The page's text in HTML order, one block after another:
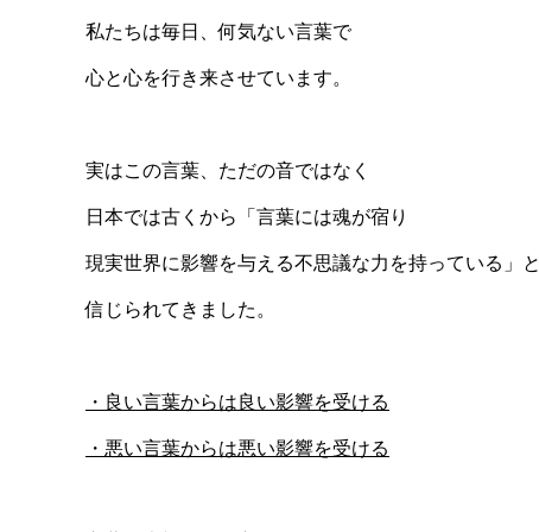
私たちは毎日、何気ない言葉で
心と心を行き来させています。
実はこの言葉、ただの音ではなく
日本では古くから「言葉には魂が宿り
現実世界に影響を与える不思議な力を持っている」と
信じられてきました。
・良い言葉からは良い影響を受ける
・悪い言葉からは悪い影響を受ける